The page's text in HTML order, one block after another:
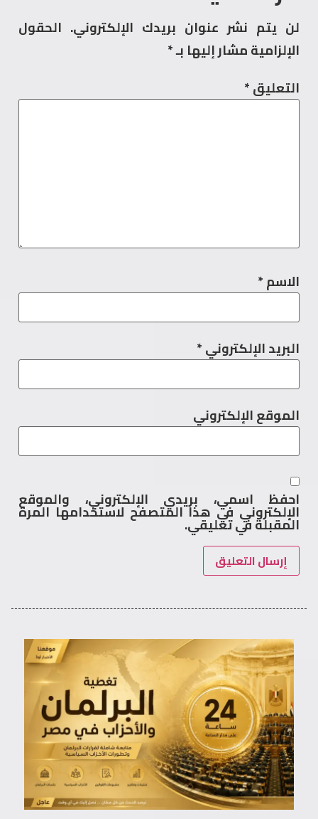
لن يتم نشر عنوان بريدك الإلكتروني. الحقول
الإلزامية مشار إليها بـ *
التعليق*
الاسم*
البريد الإلكتروني*
الموقع الإلكتروني
احفظ اسمي، بريدي الإلكتروني، والموقع
الإلكتروني في هذا المتصفح لاستخدامها المرة
المقبلة في تعليقي.